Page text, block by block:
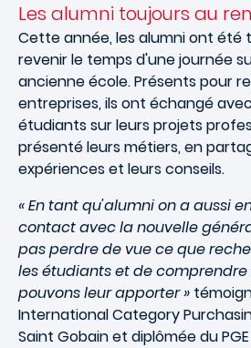
Les alumni toujours au
Cette année, les alumni ont été
revenir le temps d'une journée
ancienne école. Présents pour
entreprises, ils ont échangé
étudiants sur leurs projets
présenté leurs métiers, en
expériences et leurs conseils.
« En tant qu'alumni on a aussi
contact avec la nouvelle
pas perdre de vue ce que
les étudiants et de comprendre
pouvons leur apporter »
International Category
Saint Gobain et diplômée du PGE